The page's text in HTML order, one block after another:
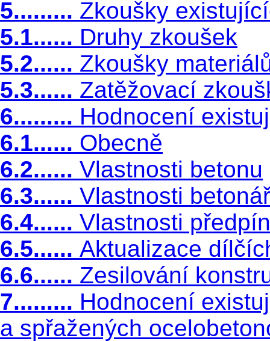
5......... Zkoušky
5.1...... Druhy zkoušek
5.2...... Zkoušky
5.3...... Zatěžovací
6......... Hodnocení
6.1...... Obecně
6.2...... Vlastnosti betonu
6.3...... Vlastnosti
6.4...... Vlastnosti
6.5...... Aktualizace
6.6...... Zesilování
7......... Hodnocení
a spřažených